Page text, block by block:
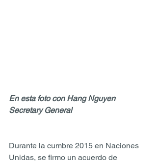
En esta foto con Hang Nguyen
Secretary General
Durante la cumbre 2015 en Naciones
Unidas, se firmo un acuerdo de